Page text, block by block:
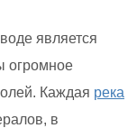
является
огромное
Каждая река
в